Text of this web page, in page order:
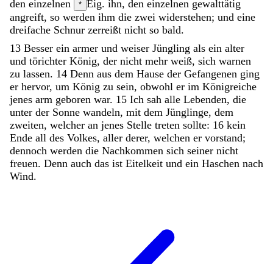
den einzelnen * Eig. ihn, den einzelnen gewalttätig
angreift, so werden ihm die zwei widerstehen; und eine
dreifache Schnur zerreißt nicht so bald.
13 Besser ein armer und weiser Jüngling als ein alter
und törichter König, der nicht mehr weiß, sich warnen
zu lassen. 14 Denn aus dem Hause der Gefangenen ging
er hervor, um König zu sein, obwohl er im Königreiche
jenes arm geboren war. 15 Ich sah alle Lebenden, die
unter der Sonne wandeln, mit dem Jünglinge, dem
zweiten, welcher an jenes Stelle treten sollte: 16 kein
Ende all des Volkes, aller derer, welchen er vorstand;
dennoch werden die Nachkommen sich seiner nicht
freuen. Denn auch das ist Eitelkeit und ein Haschen nach
Wind.